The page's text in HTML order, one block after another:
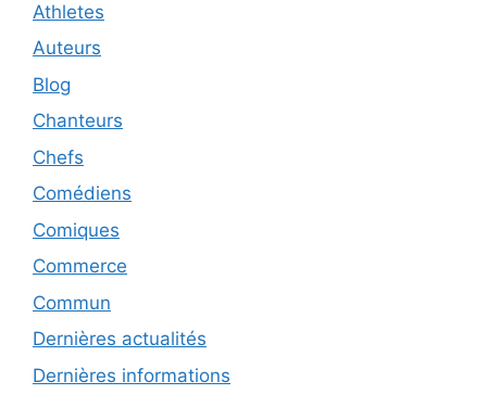
Athletes
Auteurs
Blog
Chanteurs
Chefs
Comédiens
Comiques
Commerce
Commun
Dernières actualités
Dernières informations